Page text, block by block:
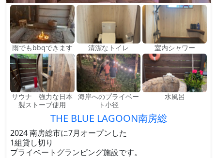
雨でもbbqできます 清潔なトイレ 室内シャワー
サウナ 強力な日本
製ストーブ使用
海岸へのプライベー
ト小径
水風呂
THE BLUE LAGOON南房総
2024 南房総市に7月オープンした
1組貸し切り
プライベートグランピング施設です。